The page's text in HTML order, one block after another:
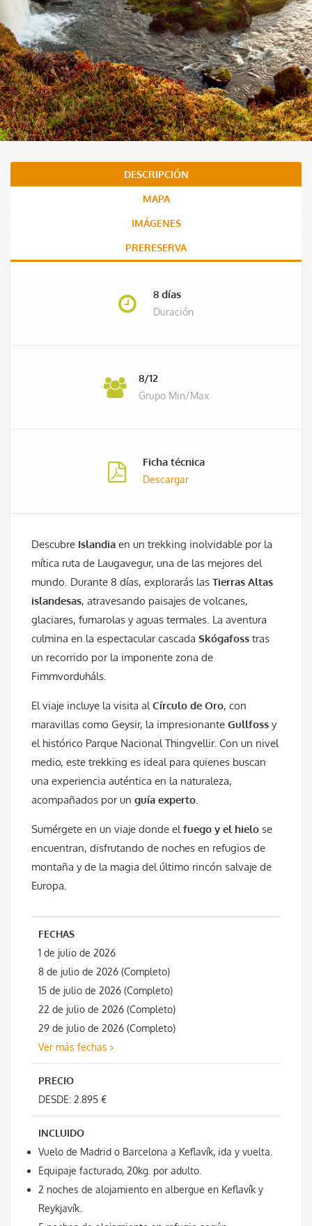
DESCRIPCIÓN
MAPA
IMÁGENES
PRERESERVA
8 días
Duración
8/12
Grupo Min/Max
Ficha técnica
Descargar
Descubre Islandia en un trekking inolvidable por la
mítica ruta de Laugavegur, una de las mejores del
mundo. Durante 8 días, explorarás las Tierras Altas
islandesas, atravesando paisajes de volcanes,
glaciares, fumarolas y aguas termales. La aventura
culmina en la espectacular cascada Skógafoss tras
un recorrido por la imponente zona de
Fimmvorduháls.
El viaje incluye la visita alCírculo de Oro, con
maravillas como Geysir, la impresionante Gullfoss y
el histórico Parque Nacional Thingvellir. Con un nivel
medio, este trekking es ideal para quienes buscan
una experiencia auténtica en la naturaleza,
acompañados por un guía experto.
Sumérgete en un viaje donde elfuego y el hielo se
encuentran, disfrutando de noches en refugios de
montaña y de la magia del último rincón salvaje de
Europa.
FECHAS
1 de julio de 2026
8 de julio de 2026 (Completo)
15 de julio de 2026 (Completo)
22 de julio de 2026 (Completo)
29 de julio de 2026 (Completo)
Ver más fechas
PRECIO
DESDE: 2.895 €
INCLUIDO
Vuelo de Madrid o Barcelona a Keflavík, ida y vuelta.
Equipaje facturado, 20kg. por adulto.
2 noches de alojamiento en albergue en Keflavík y
Reykjavík.